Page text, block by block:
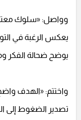
وواصل: «سلوك
يعكس الرغبة في
يوضح ضحالة الفكر
واختتم: «الهدف
تصدير الضغوط إلى